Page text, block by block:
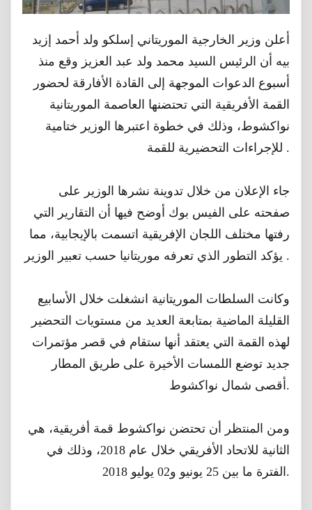
ﺃﻋﻠﻦ ﻭﺯﻳﺮ ﺍﻟﺨﺎﺭﺟﻴﺔ الموريتاني ﺇﺳﻠﻜﻮ ﻭﻟﺪ ﺃﺣﻤﺪ ﺇﺯﻳﺪ
ﺑﻴﻪ ﺃﻥ ﺍﻟﺮﺋﻴﺲ السيد ﻣﺤﻤﺪ ﻭﻟﺪ ﻋﺒﺪ ﺍﻟﻌﺰﻳﺰ ﻭﻗﻊ ﻣﻨﺬ
ﺃﺳﺒﻮﻉ ﺍﻟﺪﻋﻮﺍﺕ ﺍﻟﻤﻮﺟﻬﺔ ﺇﻟﻰ ﺍﻟﻘﺎﺩﺓ ﺍﻷﻓﺎﺭﻗﺔ ﻟﺤﻀﻮﺭ
القمة الأفريقية التي تحتضنها العاصمة الموريتانية
ﻧﻮﺍﻛﺸﻮﻁ، ﻭﺫﻟﻚ ﻓﻲ ﺧﻄﻮﺓ ﺍﻋﺘﺒﺮﻫﺎ ﺍﻟﻮﺯﻳﺮ ﺧﺘﺎﻣﻴﺔ
ﻟﻺﺟﺮﺍﺀﺍﺕ ﺍﻟﺘﺤﻀﻴﺮﻳﺔ ﻟﻠﻘﻤﺔ .
ﺟﺎﺀ ﺍﻹﻋﻼﻥ ﻣﻦ ﺧﻼﻝ ﺗﺪﻭﻳﻨﺔ ﻧﺸﺮﻫﺎ ﺍﻟﻮﺯﻳﺮ ﻋﻠﻰ
ﺻﻔﺤﺘﻪ ﻋﻠﻰ ﺍﻟﻔﻴﺲ ﺑﻮﻙ ﺃﻭﺿﺢ ﻓﻴﻬﺎ ﺃﻥ ﺍﻟﺘﻘﺎﺭﻳﺮ ﺍﻟﺘﻲ
ﺭﻓﺘﻬﺎ ﻣﺨﺘﻠﻒ ﺍﻟﻠﺠﺎﻥ ﺍﻹﻓﺮﻳﻘﻴﺔ ﺍﺗﺴﻤﺖ ﺑﺎﻹﻳﺠﺎﺑﻴﺔ، ﻣﻤﺎ
ﻳﺆﻛﺪ ﺍﻟﺘﻄﻮﺭ ﺍﻟﺬﻱ ﺗﻌﺮﻓﻪ ﻣﻮﺭﻳﺘﺎﻧﻴﺎ ﺣﺴﺐ ﺗﻌﺒﻴﺮ ﺍﻟﻮﺯﻳﺮ .
ﻭﻛﺎﻧﺖ ﺍﻟﺴﻠﻄﺎﺕ الموريتانية ﺍﻧﺸﻐﻠﺖ ﺧﻼﻝ ﺍﻷﺳﺎﺑﻴﻊ
ﺍﻟﻘﻠﻴﻠﺔ ﺍﻟﻤﺎﺿﻴﺔ ﺑﻤﺘﺎﺑﻌﺔ ﺍﻟﻌﺪﻳﺪ ﻣﻦ ﻣﺴﺘﻮﻳﺎﺕ ﺍﻟﺘﺤﻀﻴﺮ
ﻟﻬﺬﻩ ﺍﻟﻘﻤﺔ ﺍﻟﺘﻲ ﻳﻌﺘﻘﺪ ﺃﻧﻬﺎ ﺳﺘﻘﺎﻡ ﻓﻲ ﻗﺼﺮ ﻣﺆﺗﻤﺮﺍﺕ
ﺟﺪﻳﺪ ﺗﻮﺿﻊ ﺍﻟﻠﻤﺴﺎﺕ ﺍﻷﺧﻴﺮﺓ ﻋﻠﻰ ﻃﺮﻳﻖ ﺍﻟﻤﻄﺎﺭ
ﺃﻗﺼﻰ ﺷﻤﺎﻝ نواكشوط.
ومن المنتظر أن تحتضن نواكشوط قمة أفريقية، هي
الثانية للاتحاد الأفريقي خلال عام 2018، وذلك في
الفترة ما بين 25 يونيو و02 يوليو 2018.